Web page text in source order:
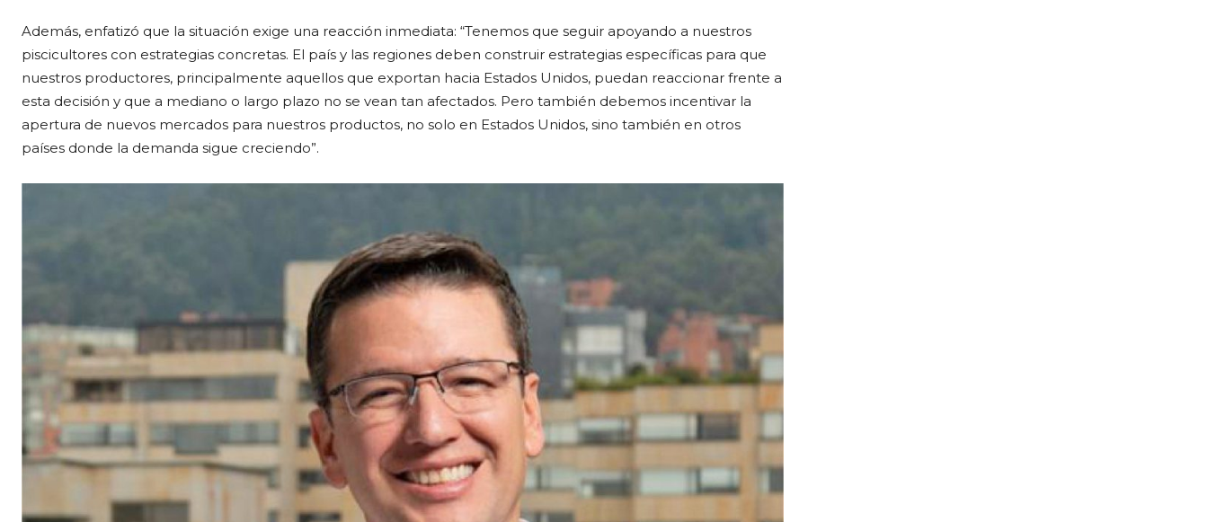
Además, enfatizó que la situación exige una reacción inmediata: “Tenemos que seguir apoyando a nuestros
piscicultores con estrategias concretas. El país y las regiones deben construir estrategias específicas para que
nuestros productores, principalmente aquellos que exportan hacia Estados Unidos, puedan reaccionar frente a
esta decisión y que a mediano o largo plazo no se vean tan afectados. Pero también debemos incentivar la
apertura de nuevos mercados para nuestros productos, no solo en Estados Unidos, sino también en otros
países donde la demanda sigue creciendo”.